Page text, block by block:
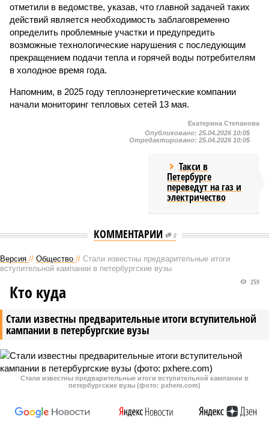
отметили в ведомстве, указав, что главной задачей таких
действий является необходимость заблаговременно
определить проблемные участки и предупредить
возможные технологические нарушения с последующим
прекращением подачи тепла и горячей воды потребителям
в холодное время года.
Напомним, в 2025 году теплоэнергетические компании
начали мониторинг тепловых сетей 13 мая.
Екатерина Степанова
Опубликовано: 25.04.2026 10:05
Отредактировано: 25.04.2026 10:05
Такси в
Петербурге
переведут на газ и
электричество
КОММЕНТАРИИ 0
Версия // Общество // Стали известны предварительные итоги
вступительной кампании в петербургские вузы
Стали известны предварительные итоги вступительной
кампании в петербургские вузы
259
Кто куда
Стали известны предварительные итоги вступительной кампании в
петербургские вузы (фото: pxhere.com)